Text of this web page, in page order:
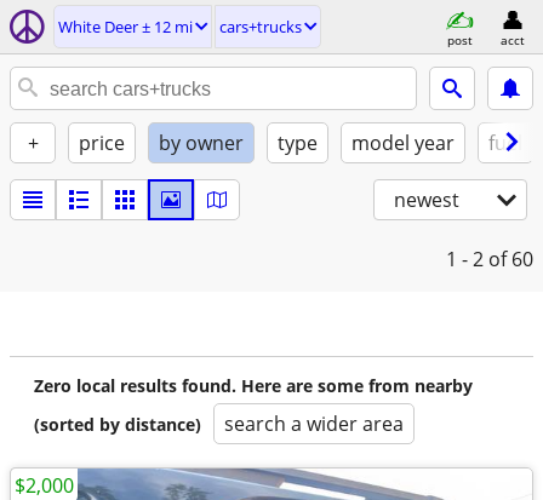
White Deer ± 12 mi cars+trucks
post acct
+ price by owner type model year fuel
newest
1 - 2 of 60
Zero local results found. Here are some from nearby
(sorted by distance)
search a wider area
$2,000